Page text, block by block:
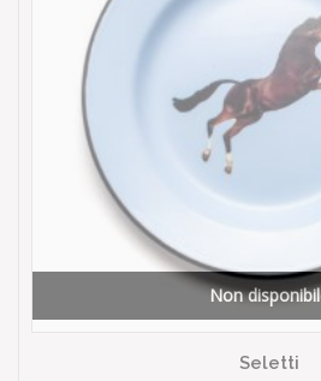
Non
Seletti